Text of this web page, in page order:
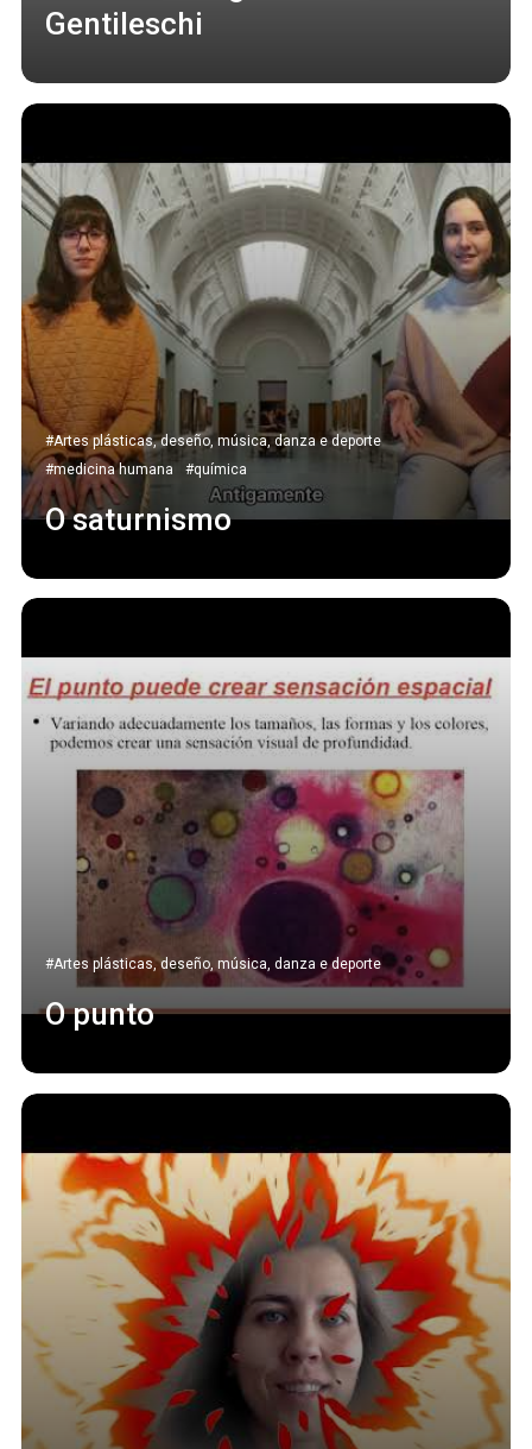
Gentileschi
#Artes plásticas, deseño, música, danza e deporte
#medicina humana
#química
O saturnismo
#Artes plásticas, deseño, música, danza e deporte
O punto